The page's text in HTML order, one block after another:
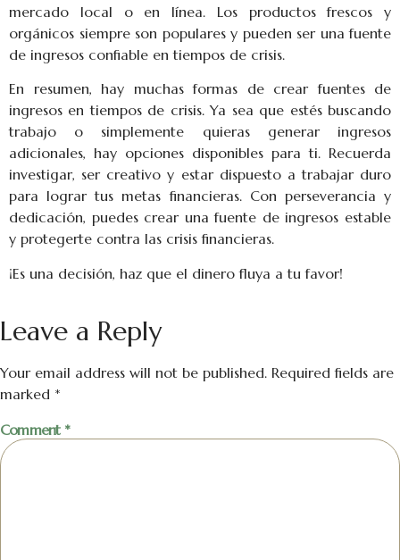
mercado local o en línea. Los productos frescos y
orgánicos siempre son populares y pueden ser una fuente
de ingresos confiable en tiempos de crisis.
En resumen, hay muchas formas de crear fuentes de
ingresos en tiempos de crisis. Ya sea que estés buscando
trabajo o simplemente quieras generar ingresos
adicionales, hay opciones disponibles para ti. Recuerda
investigar, ser creativo y estar dispuesto a trabajar duro
para lograr tus metas financieras. Con perseverancia y
dedicación, puedes crear una fuente de ingresos estable
y protegerte contra las crisis financieras.
¡Es una decisión, haz que el dinero fluya a tu favor!
Leave a Reply
Your email address will not be published. Required fields are
marked *
Comment *